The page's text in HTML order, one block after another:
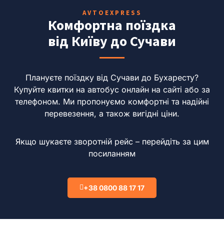
AVTOEXPRESS
Комфортна поїздка
від Київу до Сучави
Плануєте поїздку від Сучави до Бухаресту?
Купуйте квитки на автобус онлайн на сайті або за
телефоном. Ми пропонуємо комфортні та надійні
перевезення, а також вигідні ціни.
Якщо шукаєте зворотній рейс – перейдіть за цим
посиланням
+38 0800 88 17 17